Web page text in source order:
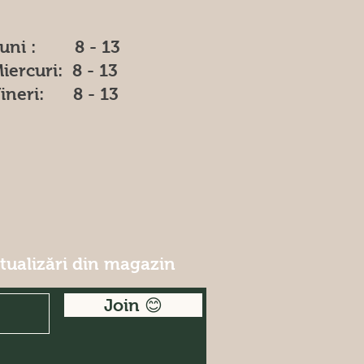
: 8 - 13
8 - 13
8 - 13
din magazin
Join 😊